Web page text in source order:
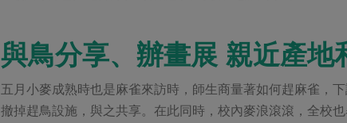
與鳥分享、辦畫展 親近產地
五月小麥成熟時也是麻雀來訪時，師生商量著如何趕麻雀，
撤掉趕鳥設施，與之共享。在此同時，校內麥浪滾滾，全校